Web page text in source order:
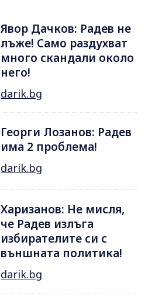
Явор Дачков: Радев не
лъже! Само раздухват
много скандали около
него!
darik.bg
Георги Лозанов: Радев
има 2 проблема!
darik.bg
Харизанов: Не мисля,
че Радев излъга
избирателите си с
външната политика!
darik.bg